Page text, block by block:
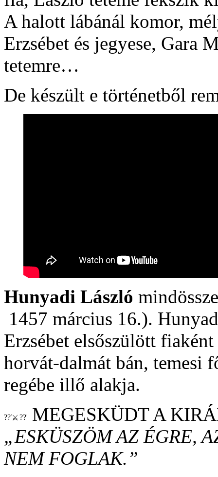
A halott lábánál komor,
Erzsébet és jegyese, Gara
tetemre…
De készült e történetből
Hunyadi László
1457 március 16.).
Erzsébet elsőszülött fiaként
horvát-dalmát bán, temesi
regébe illő alakja.
MEGESKÜDT A
„ESKÜSZÖM AZ ÉGRE,
NEM FOGLAK.”